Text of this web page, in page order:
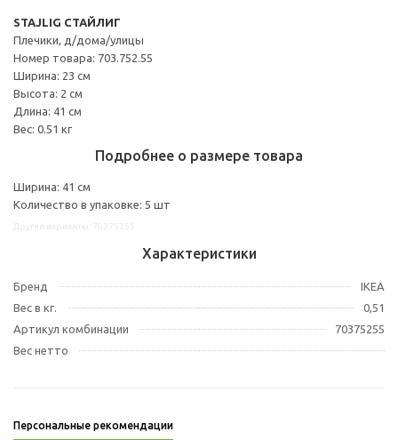
STAJLIG СТАЙЛИГ
Плечики, д/дома/улицы
Номер товара: 703.752.55
Ширина: 23 см
Высота: 2 см
Длина: 41 см
Вес: 0.51 кг
Подробнее о размере товара
Ширина: 41 см
Количество в упаковке: 5 шт
Характеристики
Бренд
IKEA
Вес в кг.
0,51
Артикул комбинации
70375255
Вес нетто
Персональные рекомендации